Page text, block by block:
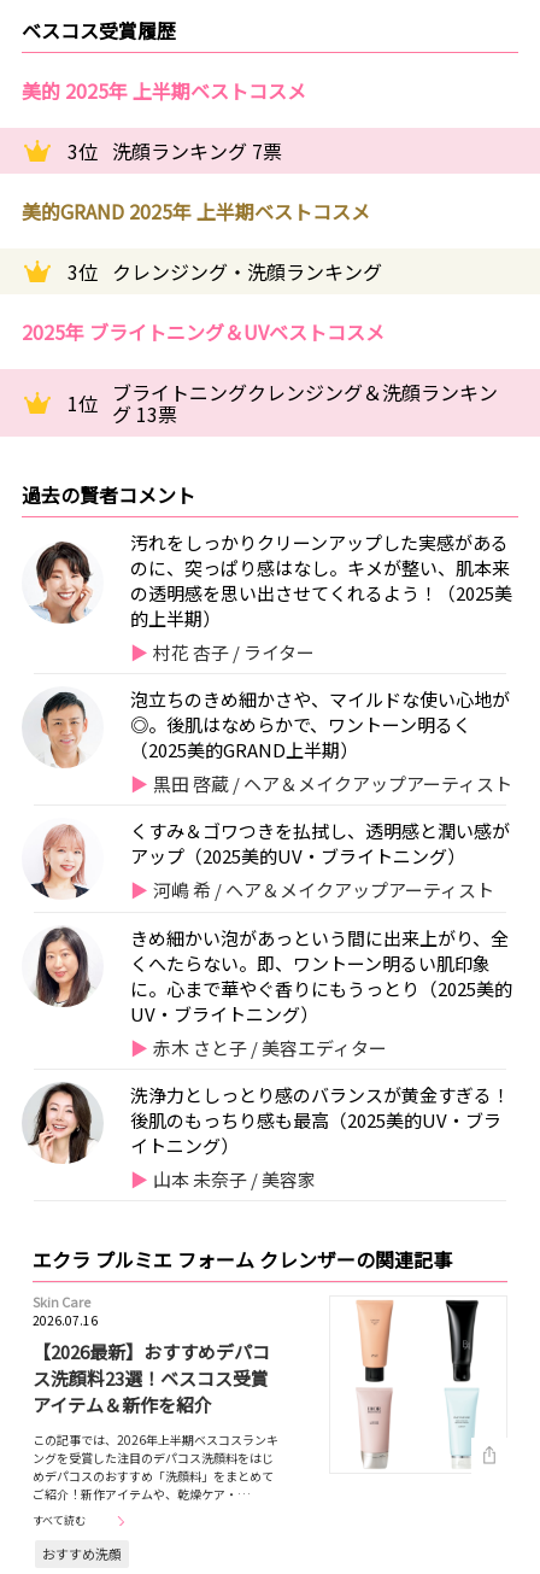
ベスコス受賞履歴
美的 2025年 上半期ベストコスメ
3位 洗顔ランキング 7票
美的GRAND 2025年 上半期ベストコスメ
3位 クレンジング・洗顔ランキング
2025年 ブライトニング＆UVベストコスメ
1位 ブライトニングクレンジング＆洗顔ランキン
グ 13票
過去の賢者コメント
汚れをしっかりクリーンアップした実感がある
のに、突っぱり感はなし。キメが整い、肌本来
の透明感を思い出させてくれるよう！（2025美
的上半期）
村花 杏子 / ライター
泡立ちのきめ細かさや、マイルドな使い心地が
◎。後肌はなめらかで、ワントーン明るく
（2025美的GRAND上半期）
黒田 啓蔵 / ヘア＆メイクアップアーティスト
くすみ＆ゴワつきを払拭し、透明感と潤い感が
アップ（2025美的UV・ブライトニング）
河嶋 希 / ヘア＆メイクアップアーティスト
きめ細かい泡があっという間に出来上がり、全
くへたらない。即、ワントーン明るい肌印象
に。心まで華やぐ香りにもうっとり（2025美的
UV・ブライトニング）
赤木 さと子 / 美容エディター
洗浄力としっとり感のバランスが黄金すぎる！
後肌のもっちり感も最高（2025美的UV・ブラ
イトニング）
山本 未奈子 / 美容家
エクラ プルミエ フォーム クレンザーの関連記事
Skin Care
2026.07.16
【2026最新】おすすめデパコ
ス洗顔料23選！ベスコス受賞
アイテム＆新作を紹介
この記事では、2026年上半期ベスコスランキ
ングを受賞した注目のデパコス洗顔料をはじ
めデパコスのおすすめ「洗顔料」をまとめて
ご紹介！新作アイテムや、乾燥ケア・…
すべて読む
おすすめ洗顔